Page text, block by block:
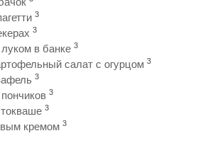
3
3
в банке 3
салат с огурцом 3
3
3
3
кремом 3